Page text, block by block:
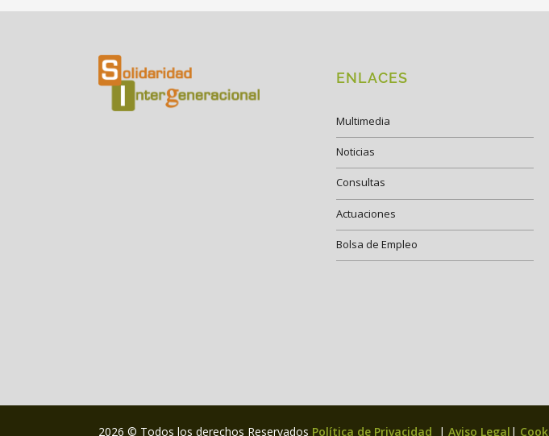
ENLACES
Multimedia
Noticias
Consultas
Actuaciones
Bolsa de Empleo
2026 © Todos los derechos Reservados Política de Privacidad | Aviso Legal |